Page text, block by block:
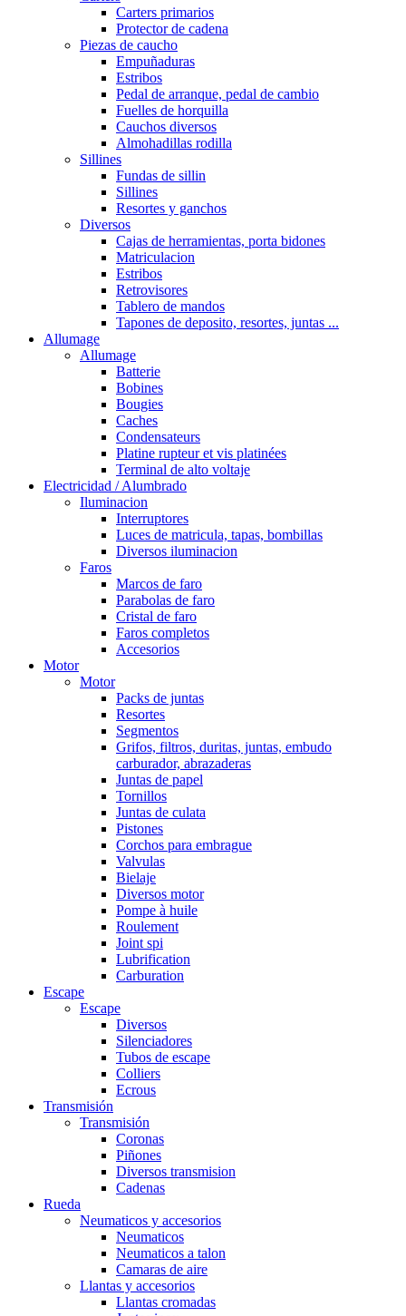
Carters primarios
Protector de cadena
Piezas de caucho
Empuñaduras
Estribos
Pedal de arranque, pedal de cambio
Fuelles de horquilla
Cauchos diversos
Almohadillas rodilla
Sillines
Fundas de sillin
Sillines
Resortes y ganchos
Diversos
Cajas de herramientas, porta bidones
Matriculacion
Estribos
Retrovisores
Tablero de mandos
Tapones de deposito, resortes, juntas ...
Allumage
Allumage
Batterie
Bobines
Bougies
Caches
Condensateurs
Platine rupteur et vis platinées
Terminal de alto voltaje
Electricidad / Alumbrado
Iluminacion
Interruptores
Luces de matricula, tapas, bombillas
Diversos iluminacion
Faros
Marcos de faro
Parabolas de faro
Cristal de faro
Faros completos
Accesorios
Motor
Motor
Packs de juntas
Resortes
Segmentos
Grifos, filtros, duritas, juntas, embudo
carburador, abrazaderas
Juntas de papel
Tornillos
Juntas de culata
Pistones
Corchos para embrague
Valvulas
Bielaje
Diversos motor
Pompe à huile
Roulement
Joint spi
Lubrification
Carburation
Escape
Escape
Diversos
Silenciadores
Tubos de escape
Colliers
Ecrous
Transmisión
Transmisión
Coronas
Piñones
Diversos transmision
Cadenas
Rueda
Neumaticos y accesorios
Neumaticos
Neumaticos a talon
Camaras de aire
Llantas y accesorios
Llantas cromadas